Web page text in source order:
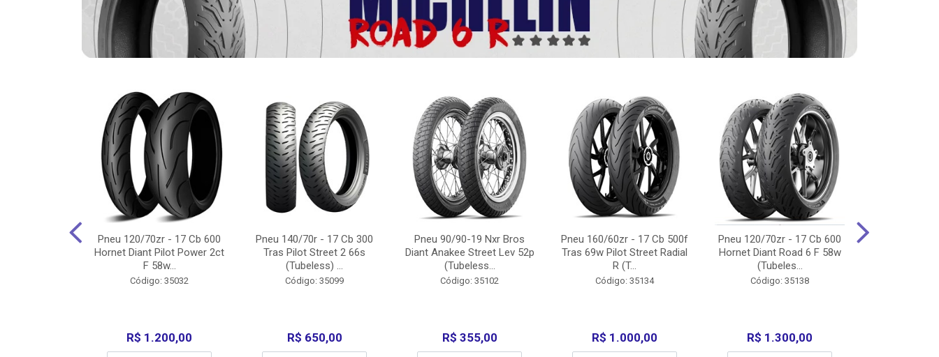
Pneu 120/70zr - 17 Cb 600
Hornet Diant Pilot Power 2ct
F 58w...
Código: 35032
R$ 1.200,00
Pneu 140/70r - 17 Cb 300
Tras Pilot Street 2 66s
(Tubeless) ...
Código: 35099
R$ 650,00
Pneu 90/90-19 Nxr Bros
Diant Anakee Street Lev 52p
(Tubeless...
Código: 35102
R$ 355,00
Pneu 160/60zr - 17 Cb 500f
Tras 69w Pilot Street Radial
R (T...
Código: 35134
R$ 1.000,00
Pneu 120/70zr - 17 Cb 600
Hornet Diant Road 6 F 58w
(Tubeles...
Código: 35138
R$ 1.300,00